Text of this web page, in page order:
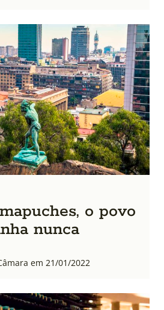
o povo
nunca
em 21/01/2022